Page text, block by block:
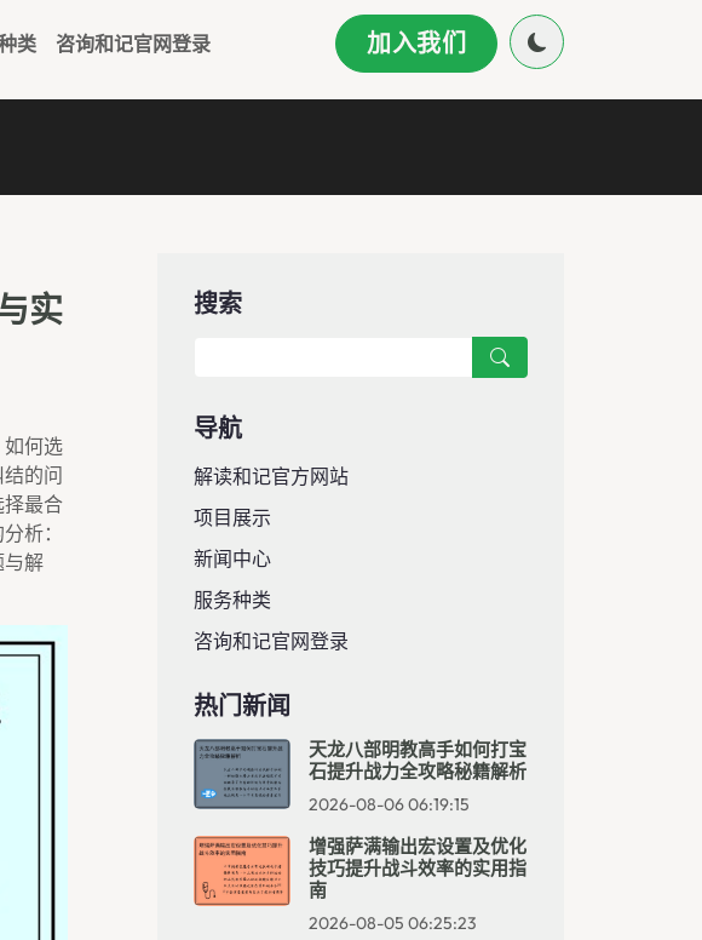
类 咨询和记官网登录 加入我们
实
如何选
的问
最合
析：
与解
搜索
导航
解读和记官方网站
项目展示
新闻中心
服务种类
咨询和记官网登录
热门新闻
天龙八部明教高手如何打宝
石提升战力全攻略秘籍解析
2026-08-06 06:19:15
增强萨满输出宏设置及优化
技巧提升战斗效率的实用指
南
2026-08-05 06:25:23